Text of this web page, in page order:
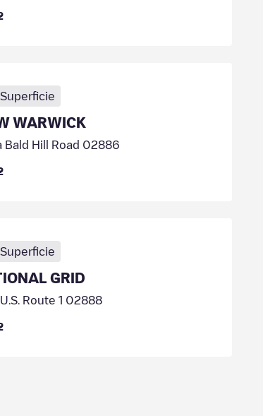
Superficie
WARWICK
Bald Hill Road 02886
Superficie
GRID
Route 1 02888